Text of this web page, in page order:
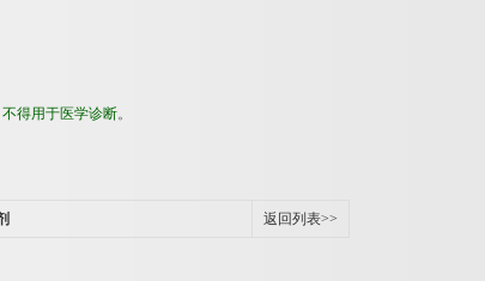
得用于医学诊断。
返回列表>>